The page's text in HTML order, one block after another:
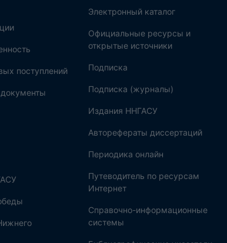
поступлений
Электронный каталог
Официальные ресурсы и
открытые источники
Подписка
Подписка (журналы)
Издания ННГАСУ
Авторефераты диссертаций
Периодика онлайн
Путеводитель по ресурсам
Интернет
Справочно-информационные
системы